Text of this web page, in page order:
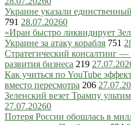
Украине указали
791 28.07.20260
«Иран быстро ликвидирует
Украине за атаку корабля 751
Стратегический консалтинг
развития бизнеса 219
Как учиться по YouTube
вместо пересмотра 206
Зеленский везет Трампу
27.07.20260
Потеря России обошлась в